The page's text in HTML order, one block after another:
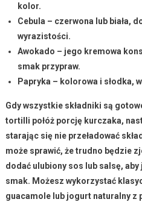
kolor.
Cebula – czerwona lub biała,
wyrazistości.
Awokado – jego kremowa
smak przypraw.
Papryka – kolorowa i słodka,
Gdy wszystkie składniki są
tortilli połóż porcję kurczaka,
starając się nie przeładować
może sprawić, że trudno będzie
dodać ulubiony sos lub salsę,
smak. Możesz wykorzystać
guacamole lub jogurt naturalny z